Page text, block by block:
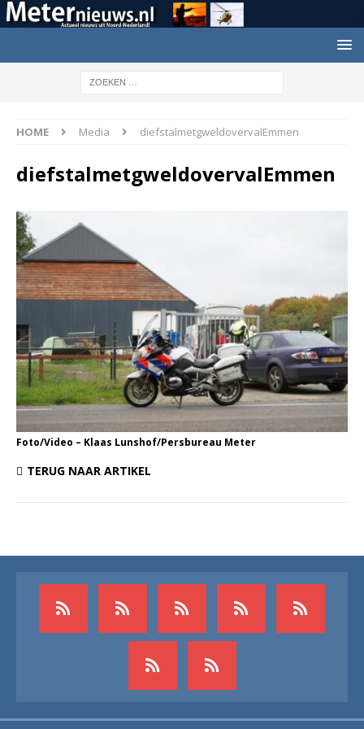
HOME Media diefstalmetgweldovervalEmmen
diefstalmetgweldovervalEmmen
Foto/Video – Klaas Lunshof/Persbureau Meter
TERUG NAAR ARTIKEL